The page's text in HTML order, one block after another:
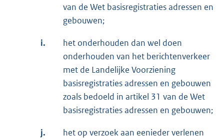
van de Wet basisregistraties adressen en
gebouwen;
i.
het onderhouden dan wel doen
onderhouden van het berichtenverkeer
met de Landelijke Voorziening
basisregistraties adressen en gebouwen
zoals bedoeld in artikel 31 van de Wet
basisregistraties adressen en gebouwen;
j.
het op verzoek aan eenieder verlenen